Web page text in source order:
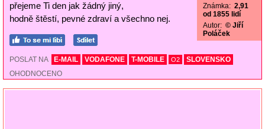
přejeme Ti den jak žádný jiný,
hodně štěstí, pevné zdraví a všechno nej.
Známka: 2,91
od 1855 lidí
Autor: © Jiří
Poláček
POSLAT NA E-MAIL VODAFONE T-MOBILE O2
SLOVENSKO
OHODNOCENO